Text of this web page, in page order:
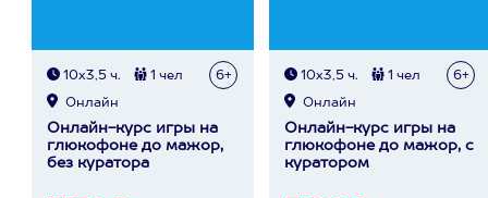
10х3,5 ч. 1 чел 6+
Онлайн
Онлайн-курс игры на
глюкофоне до мажор,
без куратора
10х3,5 ч. 1 чел 6+
Онлайн
Онлайн-курс игры на
глюкофоне до мажор, с
куратором